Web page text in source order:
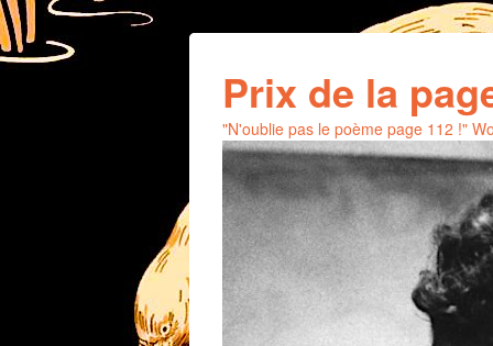
Prix de la
"N'oublie pas le poème page 112 !"